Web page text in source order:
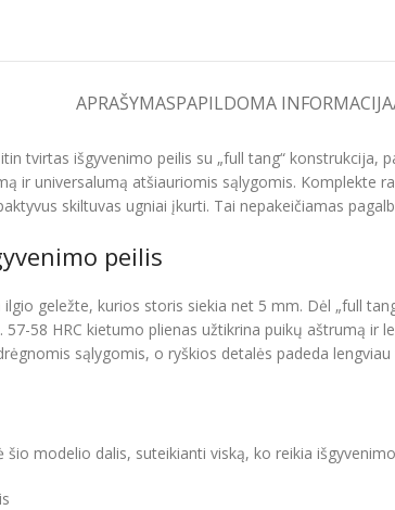
APRAŠYMASPAPILDOMA INFORMACIJA
tvirtas išgyvenimo peilis su „full tang“
ir universalumą atšiauriomis sąlygomis. Komplekte
skiltuvas ugniai įkurti. Tai nepakeičiamas
peilis
geležte, kurios storis siekia net 5 mm. Dėl „full
58 HRC kietumo plienas užtikrina puikų aštrumą
sąlygomis, o ryškios detalės padeda
šio modelio dalis, suteikianti viską, ko reikia